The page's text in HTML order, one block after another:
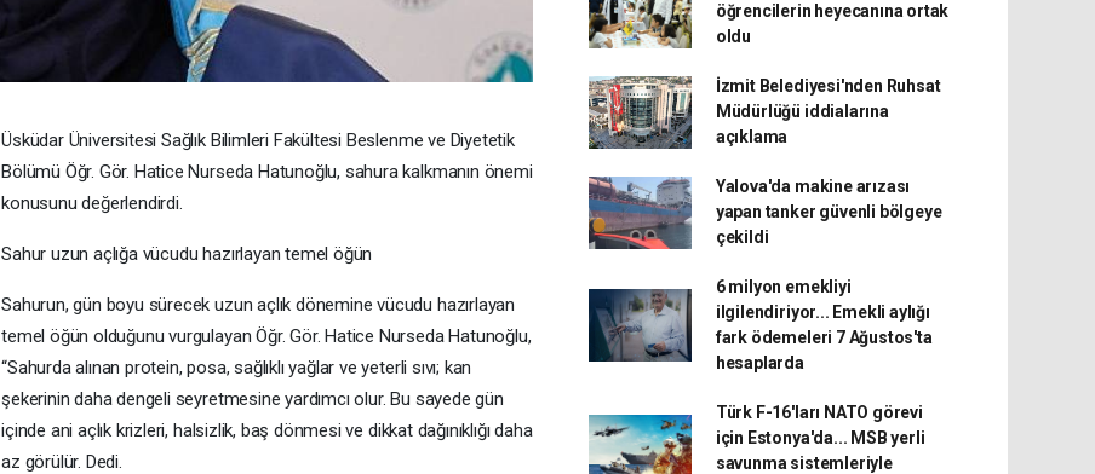
Üsküdar Üniversitesi Sağlık Bilimleri Fakültesi Beslenme ve Diyetetik
Bölümü Öğr. Gör. Hatice Nurseda Hatunoğlu, sahura kalkmanın önemi
konusunu değerlendirdi.
Sahur uzun açlığa vücudu hazırlayan temel öğün
Sahurun, gün boyu sürecek uzun açlık dönemine vücudu hazırlayan
temel öğün olduğunu vurgulayan Öğr. Gör. Hatice Nurseda Hatunoğlu,
“Sahurda alınan protein, posa, sağlıklı yağlar ve yeterli sıvı; kan
şekerinin daha dengeli seyretmesine yardımcı olur. Bu sayede gün
içinde ani açlık krizleri, halsizlik, baş dönmesi ve dikkat dağınıklığı daha
az görülür. Dedi.
öğrencilerin heyecanına ortak
oldu
İzmit Belediyesi'nden Ruhsat
Müdürlüğü iddialarına
açıklama
Yalova'da makine arızası
yapan tanker güvenli bölgeye
çekildi
6 milyon emekliyi
ilgilendiriyor... Emekli aylığı
fark ödemeleri 7 Ağustos'ta
hesaplarda
Türk F-16'ları NATO görevi
için Estonya'da... MSB yerli
savunma sistemleriyle